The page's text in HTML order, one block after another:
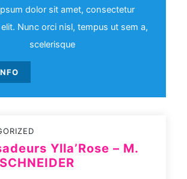
dolor sit amet, consectetur
Nunc orci nisl, tempus ut sem a,
scelerisque
Ylla’Rose – M.